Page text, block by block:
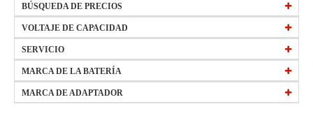
HW-34154184
EB-BT561ABE
L20M3PF1
W0Y6W
BÚSQUEDA DE PRECIOS
precio15 €- 29,99 €(Más)
precio30 €-44,99 €
precio45 € -59,99 € (Más)
precio60 € -74,99 € (Más)
VOLTAJE DE CAPACIDAD
todos bateria 2250mAh 10.8V
todos bateria 2400mAh 3.7V
todos bateria 2500mAh 3.8V
SERVICIO
Preguntas frecuentes
Política de devolución
MARCA DE LA BATERÍA
APPLE
MARCA DE ADAPTADOR